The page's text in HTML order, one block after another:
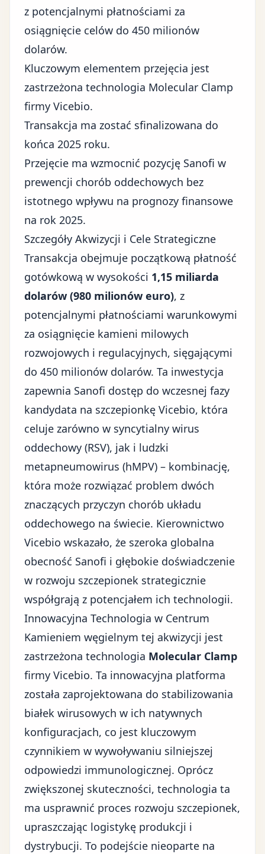
z potencjalnymi płatnościami za
osiągnięcie celów do 450 milionów
dolarów.
Kluczowym elementem przejęcia jest
zastrzeżona technologia Molecular Clamp
firmy Vicebio.
Transakcja ma zostać sfinalizowana do
końca 2025 roku.
Przejęcie ma wzmocnić pozycję Sanofi w
prewencji chorób oddechowych bez
istotnego wpływu na prognozy finansowe
na rok 2025.
Szczegóły Akwizycji i Cele Strategiczne
Transakcja obejmuje początkową płatność
gotówkową w wysokości 1,15 miliarda
dolarów (980 milionów euro), z
potencjalnymi płatnościami warunkowymi
za osiągnięcie kamieni milowych
rozwojowych i regulacyjnych, sięgającymi
do 450 milionów dolarów. Ta inwestycja
zapewnia Sanofi dostęp do wczesnej fazy
kandydata na szczepionkę Vicebio, która
celuje zarówno w syncytialny wirus
oddechowy (RSV), jak i ludzki
metapneumowirus (hMPV) – kombinację,
która może rozwiązać problem dwóch
znaczących przyczyn chorób układu
oddechowego na świecie. Kierownictwo
Vicebio wskazało, że szeroka globalna
obecność Sanofi i głębokie doświadczenie
w rozwoju szczepionek strategicznie
współgrają z potencjałem ich technologii.
Innowacyjna Technologia w Centrum
Kamieniem węgielnym tej akwizycji jest
zastrzeżona technologia Molecular Clamp
firmy Vicebio. Ta innowacyjna platforma
została zaprojektowana do stabilizowania
białek wirusowych w ich natywnych
konfiguracjach, co jest kluczowym
czynnikiem w wywoływaniu silniejszej
odpowiedzi immunologicznej. Oprócz
zwiększonej skuteczności, technologia ta
ma usprawnić proces rozwoju szczepionek,
upraszczając logistykę produkcji i
dystrybucji. To podejście nieoparte na